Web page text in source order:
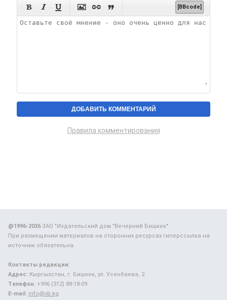
      [BBcode]
Правила комментирования
@1996-2026ЗАО "Издательский дом "Вечерний Бишкек"
При размещении материалов на сторонних ресурсах гиперссылка на
источник обязательна.
Контакты редакции:
Адрес: Кыргызстан, г. Бишкек, ул. Усенбаева, 2.
Телефон: +996 (312) 88-18-09.
E-mail: info@vb.kg